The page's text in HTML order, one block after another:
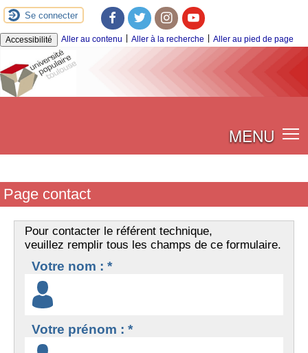
Se connecter
FacebookTwitter InstagramYoutube
Accessibilité Aller au contenu | Aller à la recherche | Aller au pied de page
MENU
Page contact
Pour contacter le référent technique,
veuillez remplir tous les champs de ce formulaire.
Votre nom : *
Votre prénom : *